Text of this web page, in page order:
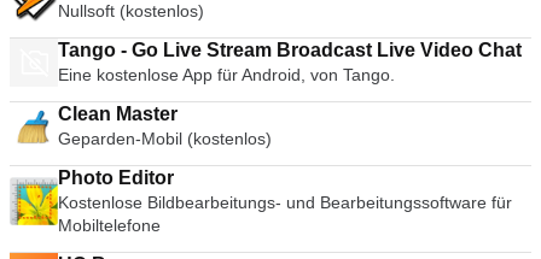
Nullsoft (kostenlos)
Tango - Go Live Stream Broadcast Live Video Chat
Eine kostenlose App für Android, von Tango.
Clean Master
Geparden-Mobil (kostenlos)
Photo Editor
Kostenlose Bildbearbeitungs- und Bearbeitungssoftware für
Mobiltelefone